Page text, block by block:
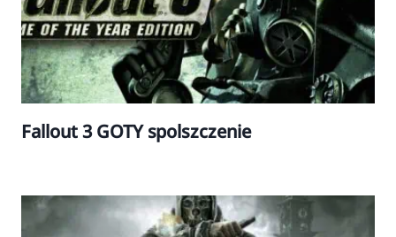
Fallout 3 GOTY spolszczenie